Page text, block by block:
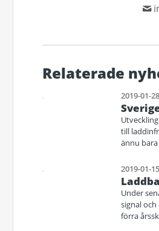
Relaterade
2019-01-
till
ännu bara
2019-01-
Under
signal
förra